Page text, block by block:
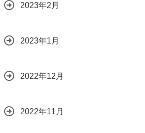
2023年2月
2023年1月
2022年12月
2022年11月